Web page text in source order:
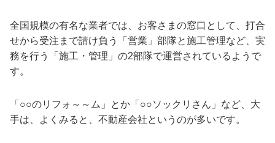
全国規模の有名な業者では、お客さまの窓口として、打合
せから受注まで請け負う「営業」部隊と施工管理など、実
務を行う「施工・管理」の2部隊で運営されているようで
す。
「○○のリフォ～～ム」とか「○○ソックリさん」など、大
手は、よくみると、不動産会社というのが多いです。